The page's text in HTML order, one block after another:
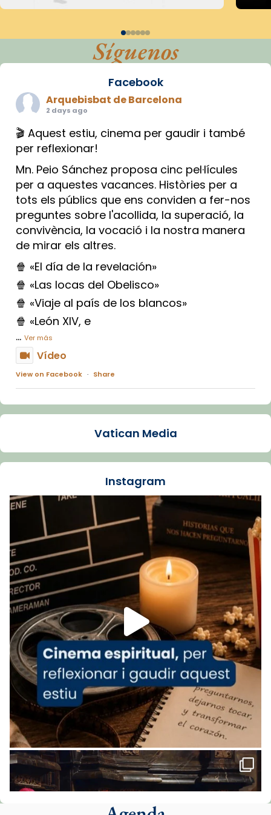
Síguenos
Facebook
Arquebisbat de Barcelona
2 days ago
🎬 Aquest estiu, cinema per gaudir i també
per reflexionar!
Mn. Peio Sánchez proposa cinc pel·lícules
per a aquestes vacances. Històries per a
tots els públics que ens conviden a fer-nos
preguntes sobre l'acollida, la superació, la
convivència, la vocació i la nostra manera
de mirar els altres.
🍿 «El día de la revelación»
🍿 «Las locas del Obelisco»
🍿 «Viaje al país de los blancos»
🍿 «León XIV, e
... Ver más
Vídeo
View on Facebook · Share
Arquebisbat de Barcelona
La Carmina va patir depressió. Fa gairebé
dos mesos, a l'Estadi Lluís Companys, la
Recupera l'entrevista comp
Vatican
tican News 👇
www.vaticannews.va/es/iglesia/news/2026-
07/carmina-historia-depresion-papa-viaje-
espana-testimoni...
Foto
View on Facebook · Share
Arquebisbat de Barcelona
1 week ago
«Avui les santes Juliana i Semproniana ens
ajuden a alçar la mirada»
Mons. Sergi Gordo, bisbe de Tortosa, ha
presidit aquest 27 de juliol la missa de Les
Santes de Mataró.
🔗tinyurl.com/cvu5jmbk
📸 J. Merino
Vatican Media
Instagram